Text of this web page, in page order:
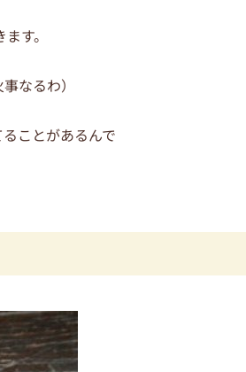
す。
なるわ）
ことがあるんで